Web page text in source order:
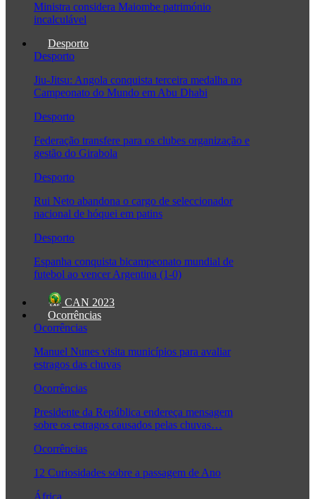
Ministra considera Maiombe património
incalculável
Desporto
Desporto
Jiu-Jitsu: Angola conquista terceira medalha no
Campeonato do Mundo em Abu Dhabi
Desporto
Federação transfere para os clubes organização e
gestão do Girabola
Desporto
Rui Neto abandona o cargo de seleccionador
nacional de hóquei em patins
Desporto
Espanha conquista bicampeonato mundial de
futebol ao vencer Argentina (1-0)
CAN 2023
Ocorrências
Ocorrências
Manuel Nunes visita municípios para avaliar
estragos das chuvas
Ocorrências
Presidente da República endereça mensagem
sobre os estragos causados pelas chuvas…
Ocorrências
12 Curiosidades sobre a passagem de Ano
África